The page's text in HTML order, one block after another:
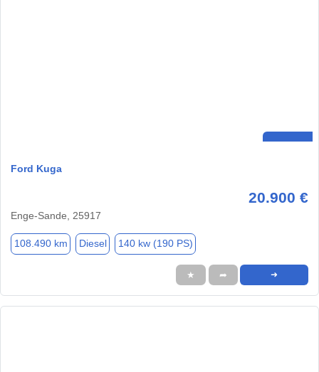
Ford Kuga
20.900 €
Enge-Sande, 25917
108.490 km Diesel 140 kw (190 PS)
★ ➦ ➜